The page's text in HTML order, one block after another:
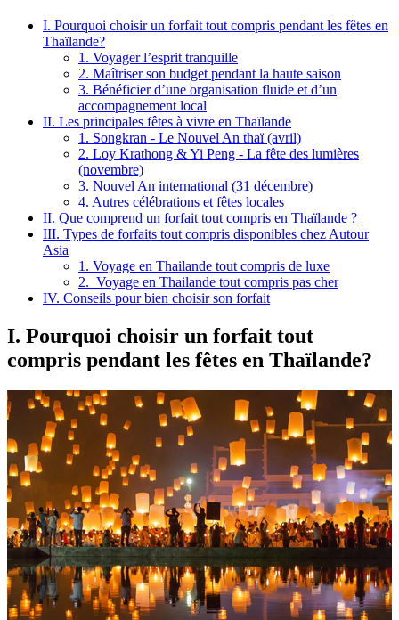
I. Pourquoi choisir un forfait tout compris pendant les fêtes en
Thaïlande?
1. Voyager l’esprit tranquille
2. Maîtriser son budget pendant la haute saison
3. Bénéficier d’une organisation fluide et d’un
accompagnement local
II. Les principales fêtes à vivre en Thaïlande
1. Songkran - Le Nouvel An thaï (avril)
2. Loy Krathong & Yi Peng - La fête des lumières
(novembre)
3. Nouvel An international (31 décembre)
4. Autres célébrations et fêtes locales
II. Que comprend un forfait tout compris en Thaïlande ?
III. Types de forfaits tout compris disponibles chez Autour
Asia
1. Voyage en Thailande tout compris de luxe
2. Voyage en Thailande tout compris pas cher
IV. Conseils pour bien choisir son forfait
I. Pourquoi choisir un forfait tout
compris pendant les fêtes en Thaïlande?